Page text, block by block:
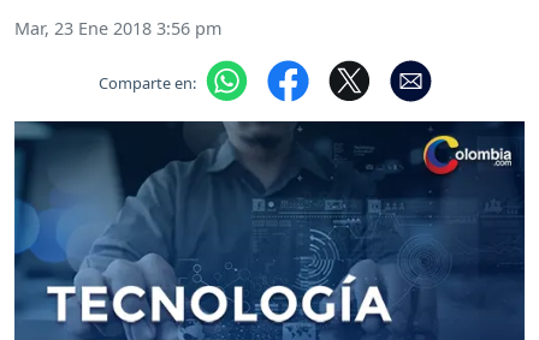
Mar, 23 Ene 2018 3:56 pm
Comparte en: